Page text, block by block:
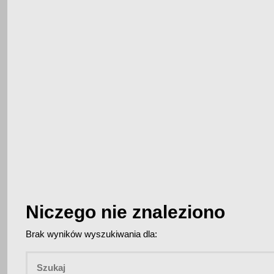
Niczego nie znaleziono
Brak wyników wyszukiwania dla: